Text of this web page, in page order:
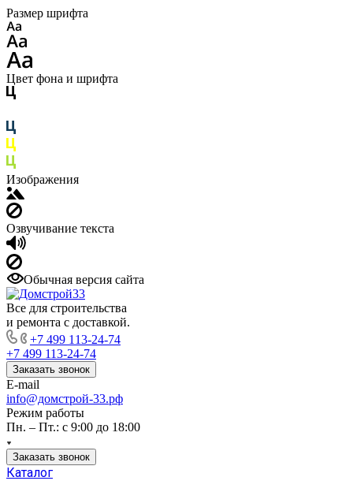
Размер шрифта
Цвет фона и шрифта
Изображения
Озвучивание текста
Обычная версия сайта
Все для строительства
и ремонта с доставкой.
+7 499 113-24-74
+7 499 113-24-74
Заказать звонок
E-mail
info@домстрой-33.рф
Режим работы
Пн. – Пт.: с 9:00 до 18:00
Заказать звонок
Каталог